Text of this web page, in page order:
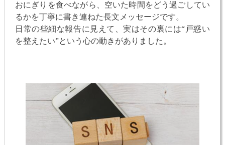
おにぎりを食べながら、空いた時間をどう過ごしてい
るかを丁寧に書き連ねた長文メッセージです。
日常の些細な報告に見えて、実はその裏には“戸惑い
を整えたい”という心の動きがありました。